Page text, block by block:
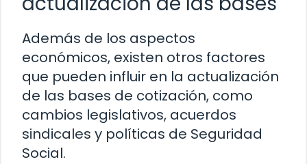
Además de los aspectos
económicos, existen otros factores
que pueden influir en la actualización
de las bases de cotización, como
cambios legislativos, acuerdos
sindicales y políticas de Seguridad
Social.